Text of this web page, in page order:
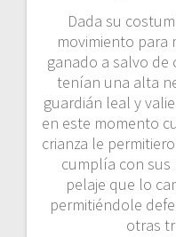
Dada su
movimiento para
ganado a salvo
tenían una alta
guardián leal y
en este momento
crianza le
cumplía con sus
pelaje que lo
permitiéndole
otras